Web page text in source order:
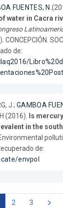
FUENTES, N.
water in Cacra
CONCEPCIÓN.
de:
J.; GAMBOA
Is
in the
de:
envpol
2 3